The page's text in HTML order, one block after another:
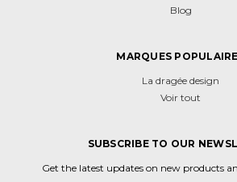
Blog
MARQUES
La dragée design
Voir tout
SUBSCRIBE TO OUR
Get the latest updates on new products